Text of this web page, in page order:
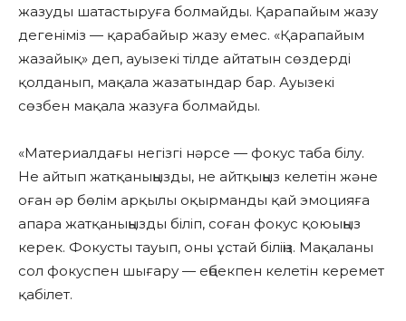
жазуды шатастыруға болмайды. Қарапайым жазу
дегеніміз — қарабайыр жазу емес. «Қарапайым
жазайық» деп, ауызекі тілде айтатын сөздерді
қолданып, мақала жазатындар бар. Ауызекі
сөзбен мақала жазуға болмайды.
«Материалдағы негізгі нәрсе — фокус таба білу.
Не айтып жатқаныңызды, не айтқыңыз келетін және
оған әр бөлім арқылы оқырманды қай эмоцияға
апара жатқаныңызды біліп, соған фокус қоюыңыз
керек. Фокусты тауып, оны ұстай біліңіз. Мақаланы
сол фокуспен шығару — еңбекпен келетін керемет
қабілет.